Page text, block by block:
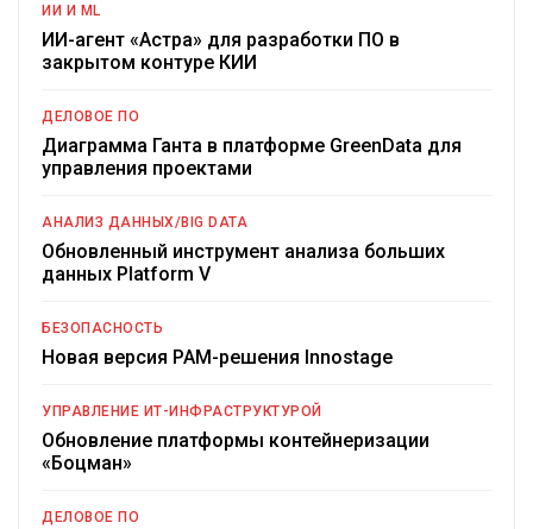
ИИ И ML
ИИ-агент «Астра» для разработки ПО в
закрытом контуре КИИ
ДЕЛОВОЕ ПО
Диаграмма Ганта в платформе GreenData для
управления проектами
АНАЛИЗ ДАННЫХ/BIG DATA
Обновленный инструмент анализа больших
данных Platform V
БЕЗОПАСНОСТЬ
Новая версия PAM-решения Innostage
УПРАВЛЕНИЕ ИТ-ИНФРАСТРУКТУРОЙ
Обновление платформы контейнеризации
«Боцман»
ДЕЛОВОЕ ПО